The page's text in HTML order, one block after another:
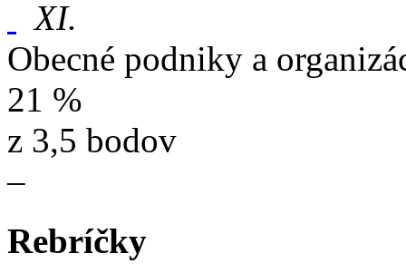
XI.
Obecné podniky a
21 %
z 3,5 bodov
–
Rebríčky